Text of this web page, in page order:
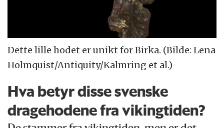
Dette lille hodet er unikt for Birka. (Bilde: Lena
Holmquist/Antiquity/Kalmring et al.)
Hva betyr disse svenske
dragehodene fra vikingtiden?